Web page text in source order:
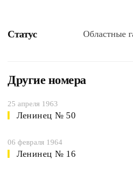
Статус Областные
Другие номера
25 апреля 1963
Ленинец № 50
06 февраля 1964
Ленинец № 16